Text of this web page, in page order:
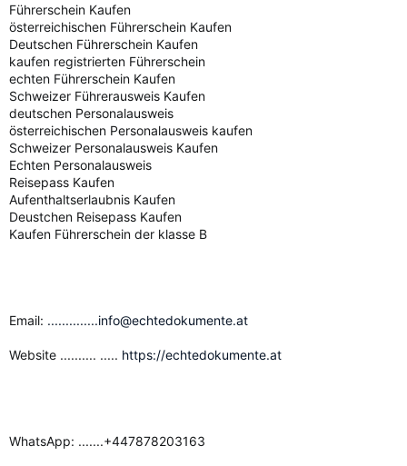
Führerschein Kaufen
österreichischen Führerschein Kaufen
Deutschen Führerschein Kaufen
kaufen registrierten Führerschein
echten Führerschein Kaufen
Schweizer Führerausweis Kaufen
deutschen Personalausweis
österreichischen Personalausweis kaufen
Schweizer Personalausweis Kaufen
Echten Personalausweis
Reisepass Kaufen
Aufenthaltserlaubnis Kaufen
Deustchen Reisepass Kaufen
Kaufen Führerschein der klasse B
Email: ..............info@echtedokumente.at
Website .......... ..... https://echtedokumente.at
WhatsApp: .......+447878203163